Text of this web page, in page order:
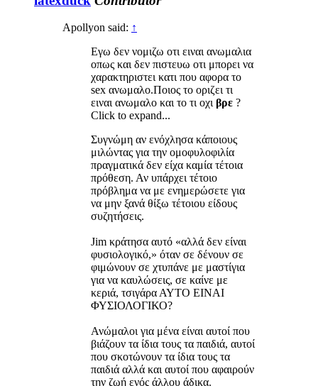
Apollyon said: ↑
Εγω δεν νομιζω οτι ειναι ανωμαλια
οπως και δεν πιστευω οτι μπορει να
χαρακτηριστει κατι που αφορα το
sex ανωμαλο.Ποιος το οριζει τι
ειναι ανωμαλο και το τι οχι βρε ?
Click to expand...
Συγνώμη αν ενόχλησα κάποιους
μιλώντας για την ομοφυλοφιλία
πραγματικά δεν είχα καμία τέτοια
πρόθεση. Αν υπάρχει τέτοιο
πρόβλημα να με ενημερώσετε για
να μην ξανά θίξω τέτοιου είδους
συζητήσεις.
Jim κράτησα αυτό «αλλά δεν είναι
φυσιολογικό,» όταν σε δένουν σε
φιμώνουν σε χτυπάνε με μαστίγια
για να καυλώσεις, σε καίνε με
κεριά, τσιγάρα ΑΥΤΟ ΕΙΝΑΙ
ΦΥΣΙΟΛΟΓΙΚΟ?
Ανώμαλοι για μένα είναι αυτοί που
βιάζουν τα ίδια τους τα παιδιά, αυτοί
που σκοτώνουν τα ίδια τους τα
παιδιά αλλά και αυτοί που αφαιρούν
την ζωή ενός άλλου άδικα.